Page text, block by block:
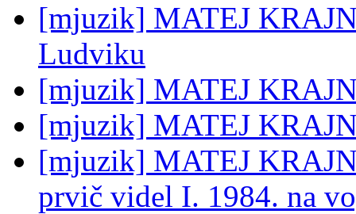
[mjuzik] MATEJ
Ludviku
[mjuzik] MATEJ
[mjuzik] MATEJ
[mjuzik] MATEJ
prvič videl I. 1984. na